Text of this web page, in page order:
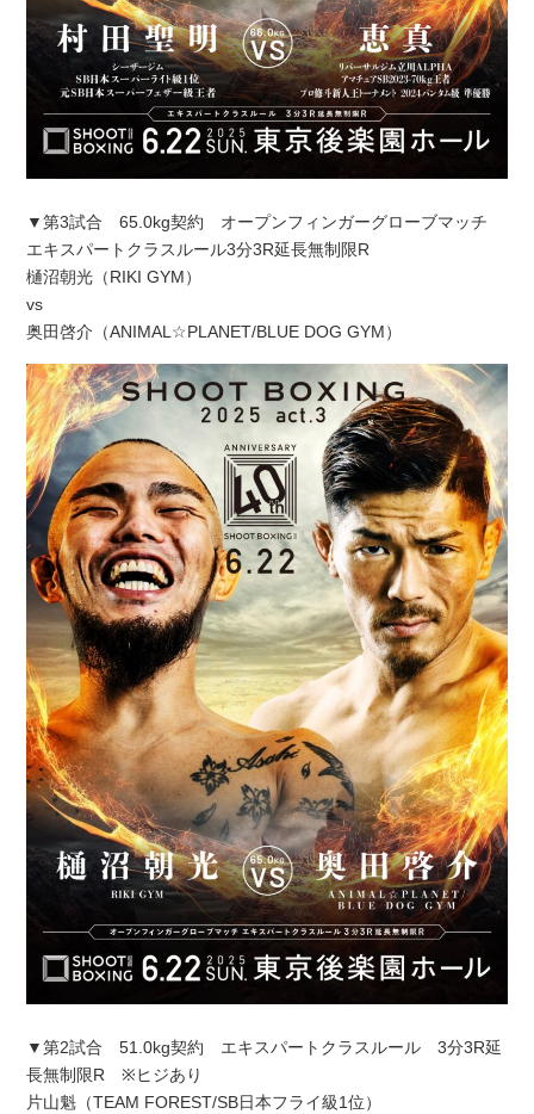
▼第3試合 65.0kg契約 オープンフィンガーグローブマッチ
エキスパートクラスルール3分3R延長無制限R
樋沼朝光（RIKI GYM）
vs
奥田啓介（ANIMAL☆PLANET/BLUE DOG GYM）
▼第2試合 51.0kg契約 エキスパートクラスルール 3分3R延
長無制限R ※ヒジあり
片山魁（TEAM FOREST/SB日本フライ級1位）